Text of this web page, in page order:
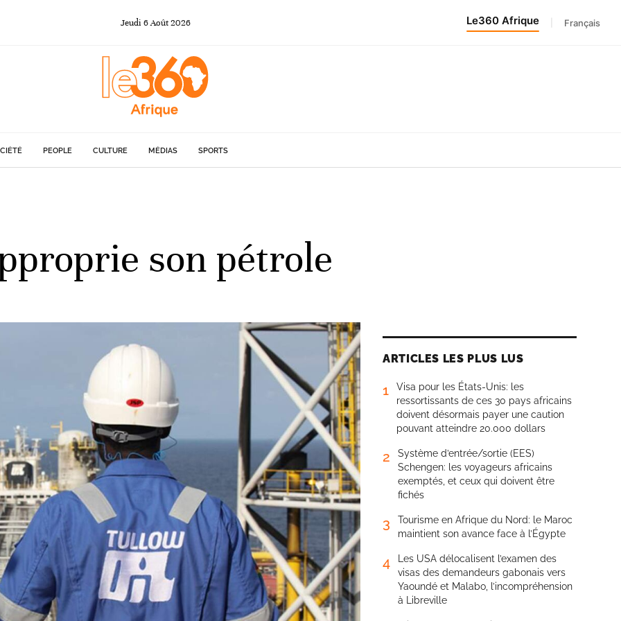
Jeudi 6Août 2026 Le360 Afrique Français
PEOPLE CULTURE MÉDIAS SPORTS
son pétrole
ARTICLES LES PLUS LUS
1
Visa pour les États-Unis: les
ressortissants de ces 30 pays africains
doivent désormais payer une caution
pouvant atteindre 20.000 dollars
2
Système d’entrée/sortie (EES)
Schengen: les voyageurs africains
exemptés, et ceux qui doivent être
fichés
3
Tourisme en Afrique du Nord: le Maroc
maintient son avance face à l’Égypte
4
Les USA délocalisent l’examen des
visas des demandeurs gabonais vers
Yaoundé et Malabo, l’incompréhension
à Libreville